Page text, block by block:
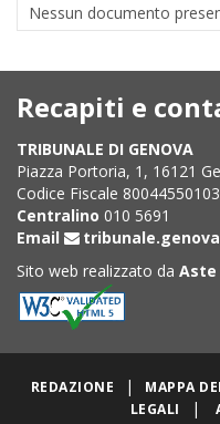
Nessun documento
Recapiti e
TRIBUNALE DI GENOVA
Piazza Portoria, 1, 16121
Codice Fiscale 80044550103
Centralino 010 5691
Email
Sito web realizzato da Aste
REDAZIONE | MAPPA
LEGALI
|